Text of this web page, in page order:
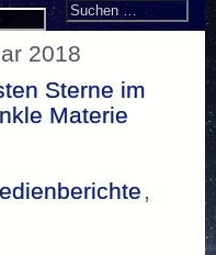
Suchen
2018
Sterne im
Materie
,